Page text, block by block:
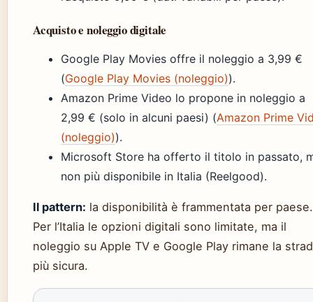
Acquisto e noleggio digitale
Google Play Movies offre il noleggio a 3,99 €
(Google Play Movies (noleggio)).
Amazon Prime Video lo propone in noleggio a
2,99 € (solo in alcuni paesi) (Amazon Prime
(noleggio)).
Microsoft Store ha offerto il titolo in passato,
non più disponibile in Italia (Reelgood).
Il pattern: la disponibilità è frammentata per paese.
Per l’Italia le opzioni digitali sono limitate, ma il
noleggio su Apple TV e Google Play rimane la
più sicura.